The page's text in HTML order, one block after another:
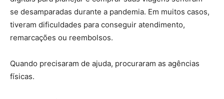
se desamparadas durante a pandemia. Em muitos casos,
tiveram dificuldades para conseguir atendimento,
remarcações ou reembolsos.
Quando precisaram de ajuda, procuraram as agências
físicas.